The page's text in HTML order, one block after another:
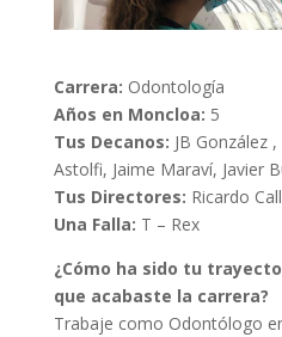
Carrera: Odontología
Años en Moncloa: 5
Tus Decanos: JB González
Astolfi, Jaime Maraví, Javier
Tus Directores: Ricardo
Una Falla: T – Rex
¿Cómo ha sido tu
que acabaste la carrera?
Trabaje como Odontólogo